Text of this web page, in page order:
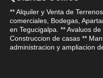
** Alquiler y Venta de
comerciales, Bodegas,
en Tegucigalpa. ** Avaluos
Construccion de casas **
administracion y ampliacion